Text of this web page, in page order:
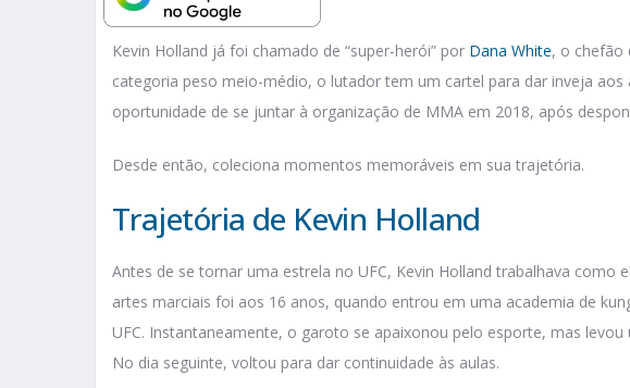
Kevin Holland já foi chamado de “super-herói” por Dana White, o chefão
categoria peso meio-médio, o lutador tem um cartel para dar inveja aos
oportunidade de se juntar à organização de MMA em 2018, após
Desde então, coleciona momentos memoráveis em sua trajetória.
Trajetória de Kevin Holland
Antes de se tornar uma estrela no UFC, Kevin Holland trabalhava como
artes marciais foi aos 16 anos, quando entrou em uma academia de
UFC. Instantaneamente, o garoto se apaixonou pelo esporte, mas
No dia seguinte, voltou para dar continuidade às aulas.